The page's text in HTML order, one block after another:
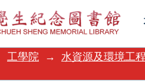
工學院 →
水資源及環境工